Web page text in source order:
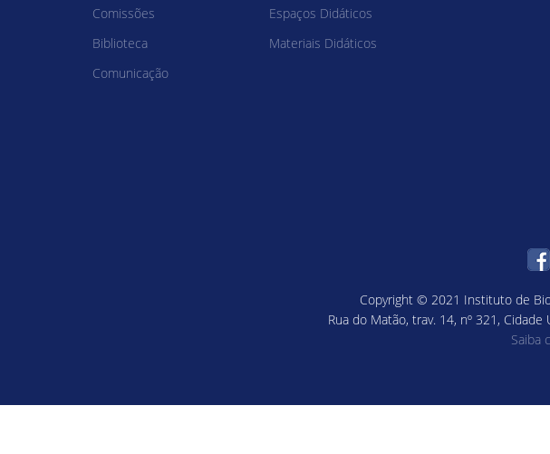
Comissões
Biblioteca
Comunicação
Espaços Didáticos
Materiais Didáticos
Copyright © 2021 Instituto de
Rua do Matão, trav. 14, nº 321,
Saiba